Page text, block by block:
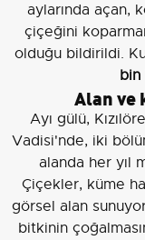
aylarında açan,
çiçeğini
olduğu bildirildi.
bin
Alan ve
Ayı gülü,
Vadisi'nde, iki
alanda her yıl
Çiçekler, küme
görsel alan
bitkinin